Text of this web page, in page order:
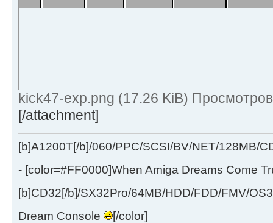
kick47-exp.png (17.26 KiB)
[/attachment]
[b]A1200T[/b]/060/PPC/SCSI/BV/NET/128MB/
- [color=#FF0000]When Amiga Dreams Come
[b]CD32[/b]/SX32Pro/64MB/HDD/FDD/FMV/
Dream Console
[/color]